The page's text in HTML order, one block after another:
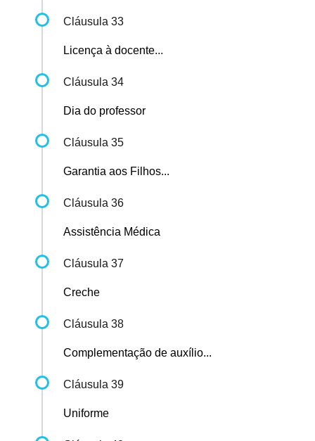
Cláusula 33
Licença à docente...
Cláusula 34
Dia do professor
Cláusula 35
Garantia aos Filhos...
Cláusula 36
Assistência Médica
Cláusula 37
Creche
Cláusula 38
Complementação de auxílio...
Cláusula 39
Uniforme